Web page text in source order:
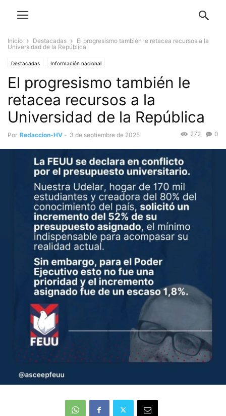
Inicio Destacadas
El progresismo también le retacea recursos a la
Universidad de la República
Destacadas Información nacional
El progresismo también le
retacea recursos a la
Universidad de la República
Por Redaccion-HV - 3 de septiembre de 2025 0
272